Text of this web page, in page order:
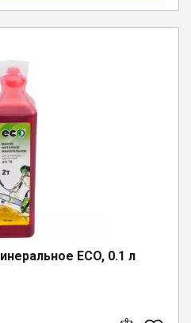
ECO, 0.1 л